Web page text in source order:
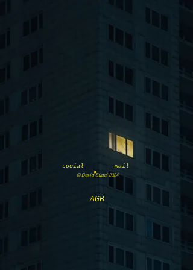
social mail
·
© David Südel 2024
AGB